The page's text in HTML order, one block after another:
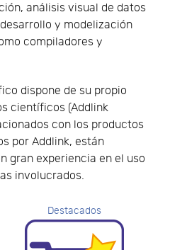
análisis visual de datos
y modelización
compiladores y
dispone de su propio
científicos (Addlink
con los productos
por Addlink, están
gran experiencia en el uso
involucrados.
Destacados